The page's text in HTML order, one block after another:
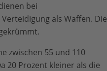
bei
als Waffen. Die
zwischen 55 und 110
20 Prozent kleiner als die